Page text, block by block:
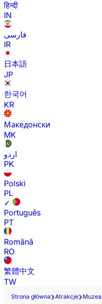
हिन्दी
IN
فارسی
IR
日本語
JP
한국어
KR
Македонски
MK
اردو
PK
Polski
PL
✓
Português
PT
Română
RO
繁體中文
TW
Strona główna Atrakcje Muzea